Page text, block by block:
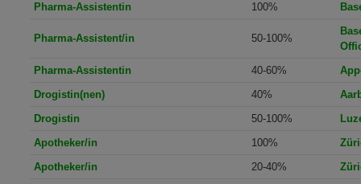
Pharma-Assistentin
100%
Pharma-Assistent/in 50-100%
Pharma-Assistentin
40-60%
Drogistin(nen)
40%
Drogistin
50-100%
Apotheker/in
100%
Apotheker/in
20-40%